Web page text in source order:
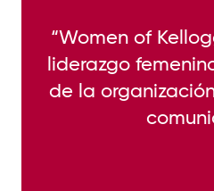
“Women of
liderazgo
de la